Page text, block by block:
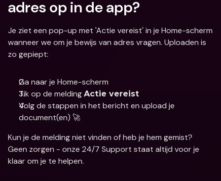
adres op in de app?
Je ziet een pop-up met 'Actie vereist' in je Home-scherm
wanneer we om je bewijs van adres vragen. Uploaden is
zo gepiept:
Ga naar je Home-scherm
Tik op de melding Actie vereist
Volg de stappen in het bericht en upload je
document(en) 🚀
Kun je de melding niet vinden of heb je hem gemist?
Geen zorgen - onze 24/7 Support staat altijd voor je
klaar om je te helpen.